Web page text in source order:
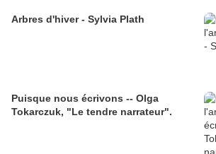
Arbres d'hiver - Sylvia Plath
Puisque nous écrivons -- Olga
Tokarczuk, "Le tendre narrateur".